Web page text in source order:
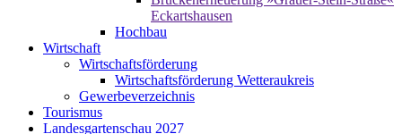
Eckartshausen
Hochbau
Wirtschaft
Wirtschaftsförderung
Wirtschaftsförderung Wetteraukreis
Gewerbeverzeichnis
Tourismus
Landesgartenschau 2027